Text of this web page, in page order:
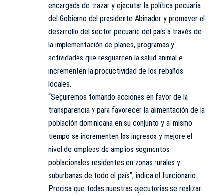
encargada de trazar y ejecutar la política pecuaria
del Gobierno del presidente Abinader y promover el
desarrollo del sector pecuario del país a través de
la implementación de planes, programas y
actividades que resguarden la salud animal e
incrementen la productividad de los rebaños
locales.
“Seguiremos tomando acciones en favor de la
transparencia y para favorecer la alimentación de la
población dominicana en su conjunto y al mismo
tiempo se incrementen los ingresos y mejore el
nivel de empleos de amplios segmentos
poblacionales residentes en zonas rurales y
suburbanas de todo el país”, indica el funcionario.
Precisa que todas nuestras ejecutorias se realizan